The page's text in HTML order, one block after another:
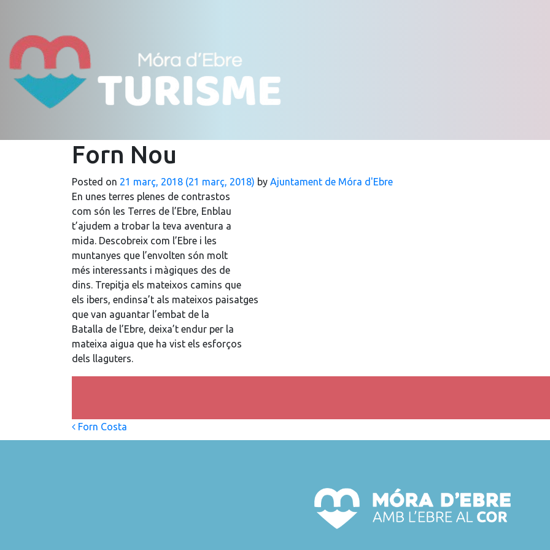
Forn Nou
Posted on 21 març, 2018 (21 març, 2018) by Ajuntament de Móra d'Ebre
En unes terres plenes de contrastos
com són les Terres de l’Ebre, Enblau
t’ajudem a trobar la teva aventura a
mida. Descobreix com l’Ebre i les
muntanyes que l’envolten són molt
més interessants i màgiques des de
dins. Trepitja els mateixos camins que
els ibers, endinsa’t als mateixos paisatges
que van aguantar l’embat de la
Batalla de l’Ebre, deixa’t endur per la
mateixa aigua que ha vist els esforços
dels llaguters.
Post navigation
Forn Costa